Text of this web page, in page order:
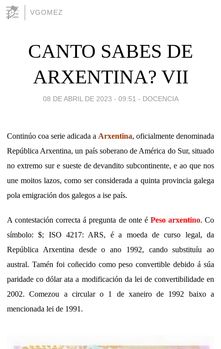
VGOMEZ
CANTO SABES DE
ARXENTINA? VII
08 DE ABRIL DE 2023 - 09:51 - DOCENCIA
Continúo coa serie adicada a Arxentina, oficialmente denominada
República Arxentina, un país soberano de América do Sur, situado
no extremo sur e sueste de devandito subcontinente, e ao que nos
une moitos lazos, como ser considerada a quinta provincia galega
pola emigración dos galegos a ise país.
A contestación correcta á pregunta de onte é Peso arxentino. Co
símbolo: $; ISO 4217: ARS, é a moeda de curso legal, da
República Arxentina desde o ano 1992, cando substituíu ao
austral. Tamén foi coñecido como peso convertible debido á súa
paridade co dólar ata a modificación da lei de convertibilidade en
2002. Comezou a circular o 1 de xaneiro de 1992 baixo a
mencionada lei de 1991.